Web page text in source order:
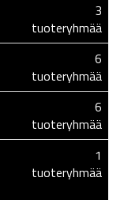
3
tuoteryhmää
6
tuoteryhmää
6
tuoteryhmää
1
tuoteryhmää